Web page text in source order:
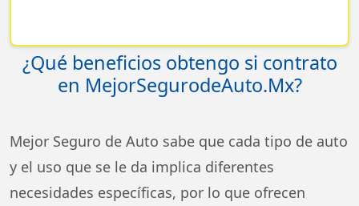
¿Qué beneficios obtengo si contrato
en MejorSegurodeAuto.Mx?
Mejor Seguro de Auto sabe que cada tipo de auto
y el uso que se le da implica diferentes
necesidades específicas, por lo que ofrecen